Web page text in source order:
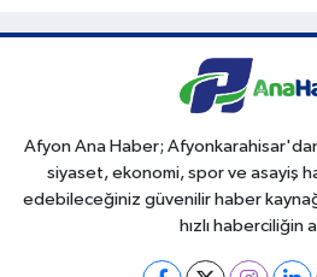
Afyon Ana Haber;
siyaset, ekonomi, spor ve asayiş
edebileceğiniz güvenilir haber
hızlı haberciliğin